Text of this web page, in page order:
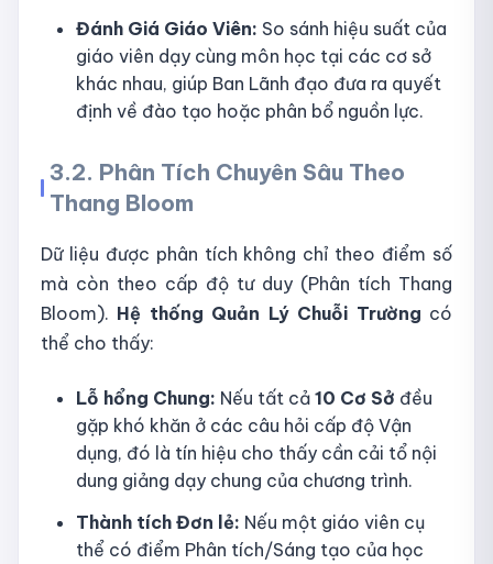
Đánh Giá Giáo Viên: So sánh hiệu suất của
giáo viên dạy cùng môn học tại các cơ sở
khác nhau, giúp Ban Lãnh đạo đưa ra quyết
định về đào tạo hoặc phân bổ nguồn lực.
3.2. Phân Tích Chuyên Sâu Theo
Thang Bloom
Dữ liệu được phân tích không chỉ theo điểm số
mà còn theo cấp độ tư duy (Phân tích Thang
Bloom). Hệ thống Quản Lý Chuỗi Trường có
thể cho thấy:
Lỗ hổng Chung: Nếu tất cả 10 Cơ Sở đều
gặp khó khăn ở các câu hỏi cấp độ Vận
dụng, đó là tín hiệu cho thấy cần cải tổ nội
dung giảng dạy chung của chương trình.
Thành tích Đơn lẻ: Nếu một giáo viên cụ
thể có điểm Phân tích/Sáng tạo của học